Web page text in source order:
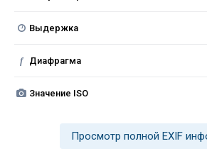
Выдержка
f Диафрагма
Значение ISO
Просмотр полной EXIF